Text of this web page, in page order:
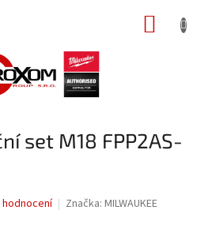
set M18 FPP2AS-
Značka: MILWAUKEE